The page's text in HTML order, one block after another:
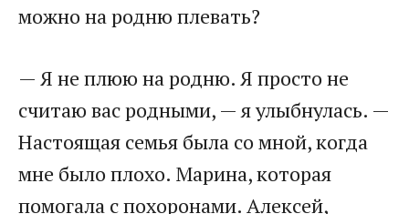
можно на родню плевать?
— Я не плюю на родню. Я просто не
считаю вас родными, — я улыбнулась. —
Настоящая семья была со мной, когда
мне было плохо. Марина, которая
помогала с похоронами. Алексей,